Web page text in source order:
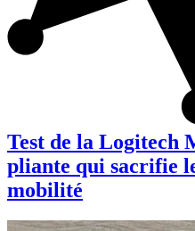
Test de la Logitech
pliante qui sacrifie
mobilité